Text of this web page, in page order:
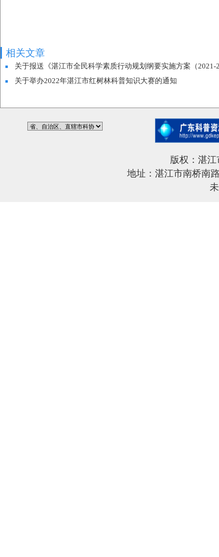
相关文章
关于报送《湛江市全民科学素质行动规划纲要实施方案（
关于举办2022年湛江市红树林科普知识大赛的通知
版权：湛
地址：湛江市南桥南